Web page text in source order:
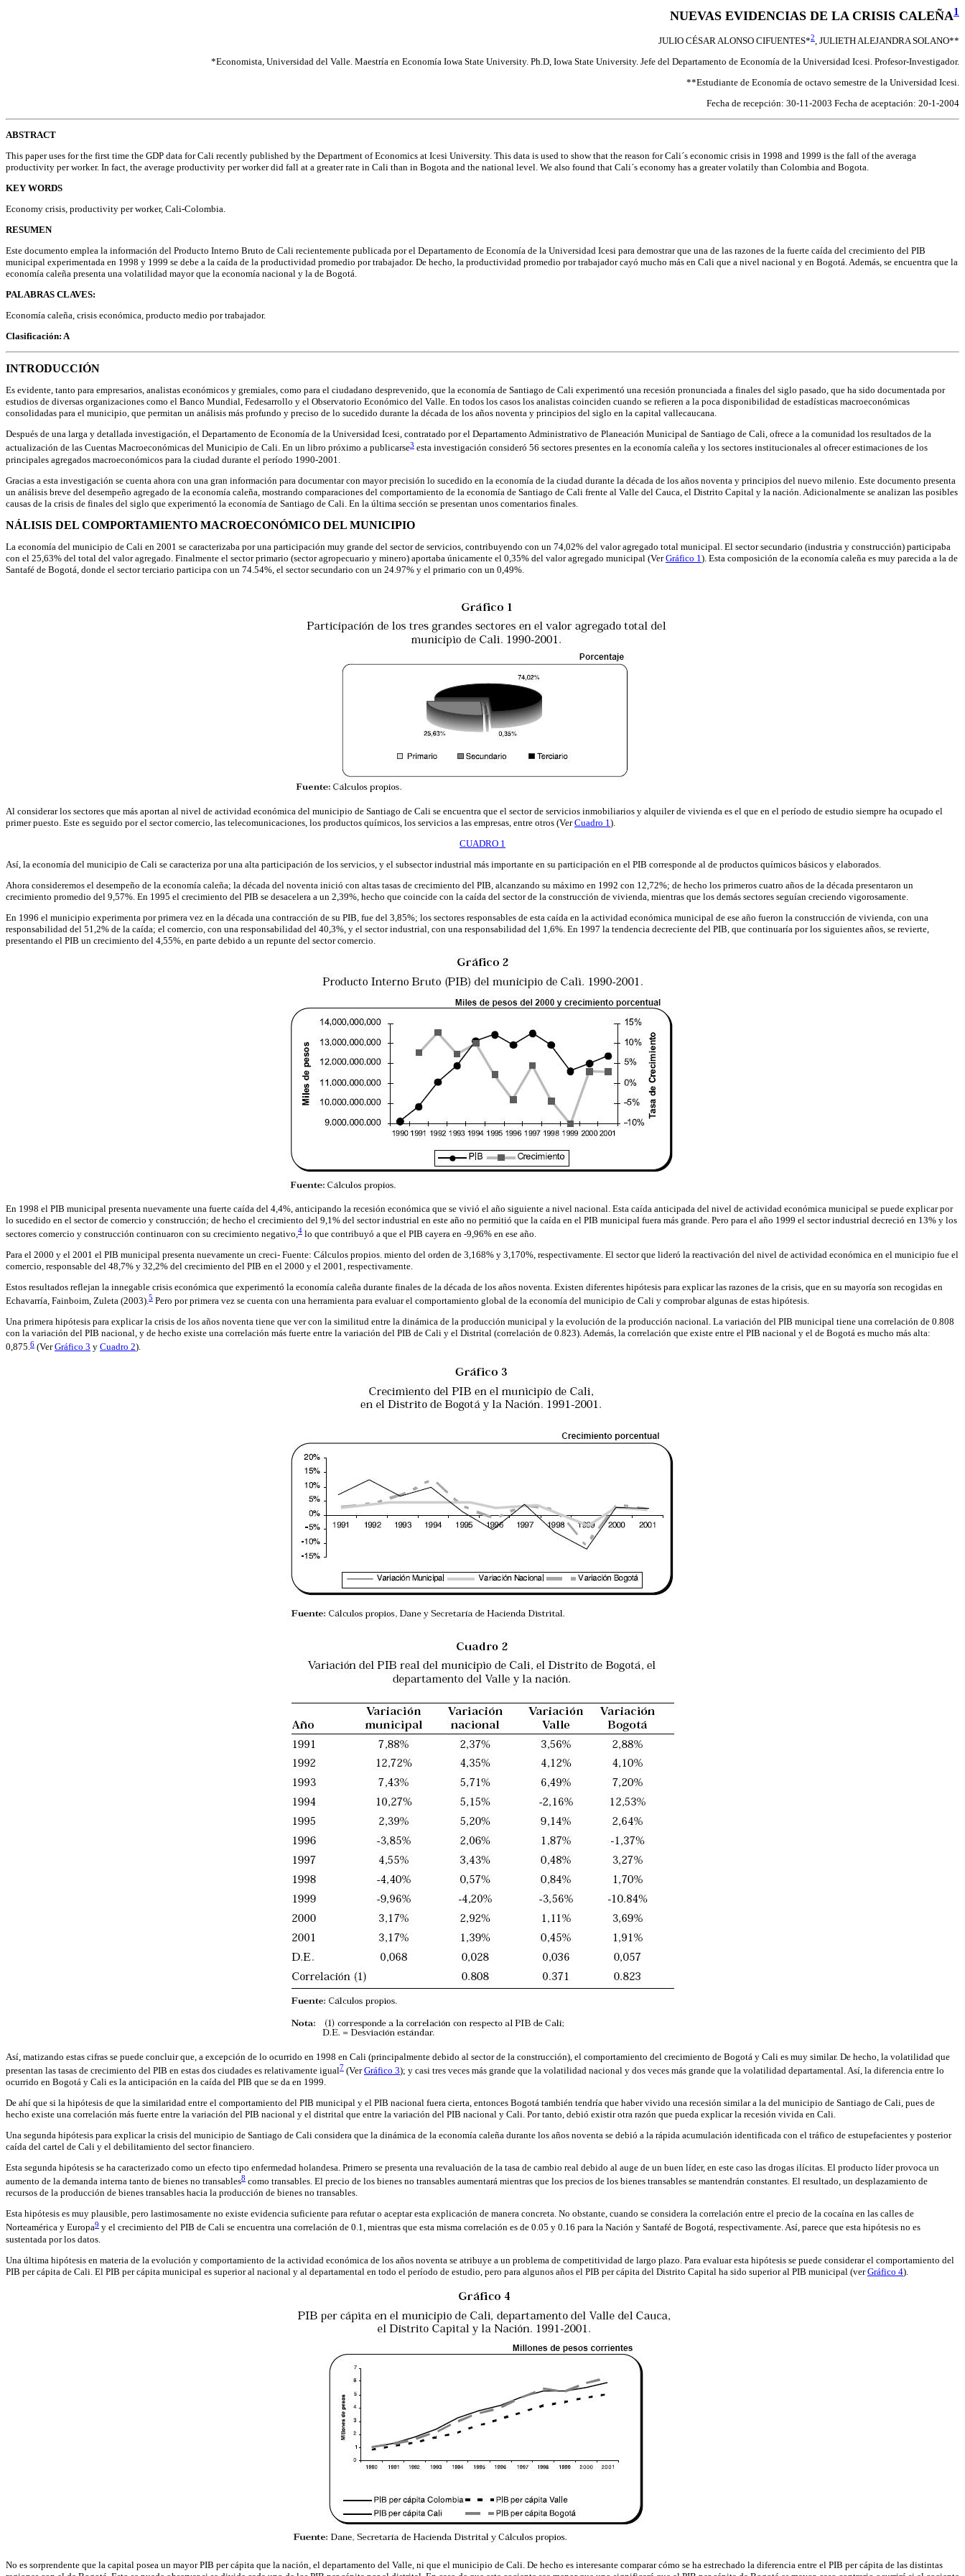
NUEVAS EVIDENCIAS DE LA CRISIS CALEÑA1
JULIO CÉSAR ALONSO CIFUENTES*2, JULIETH ALEJANDRA SOLANO**
*Economista, Universidad del Valle. Maestría en Economía Iowa State University. Ph.D, Iowa State University. Jefe del Departamento de Economía de la Universidad Icesi. Profesor-Investigador.
**Estudiante de Economía de octavo semestre de la Universidad Icesi.
Fecha de recepción: 30-11-2003 Fecha de aceptación: 20-1-2004
ABSTRACT
This paper uses for the first time the GDP data for Cali recently published by the Department of Economics at Icesi University. This data is used to show that the reason for Cali´s economic crisis in 1998 and 1999 is the fall of the averaga
productivity per worker. In fact, the average productivity per worker did fall at a greater rate in Cali than in Bogota and the national level. We also found that Cali´s economy has a greater volatily than Colombia and Bogota.
KEY WORDS
Economy crisis, productivity per worker, Cali-Colombia.
RESUMEN
Este documento emplea la información del Producto Interno Bruto de Cali recientemente publicada por el Departamento de Economía de la Universidad Icesi para demostrar que una de las razones de la fuerte caída del crecimiento del PIB
municipal experimentada en 1998 y 1999 se debe a la caída de la productividad promedio por trabajador. De hecho, la productividad promedio por trabajador cayó mucho más en Cali que a nivel nacional y en Bogotá. Además, se encuentra que la
economía caleña presenta una volatilidad mayor que la economía nacional y la de Bogotá.
PALABRAS CLAVES:
Economía caleña, crisis económica, producto medio por trabajador.
Clasificación: A
INTRODUCCIÓN
Es evidente, tanto para empresarios, analistas económicos y gremiales, como para el ciudadano desprevenido, que la economía de Santiago de Cali experimentó una recesión pronunciada a finales del siglo pasado, que ha sido documentada por
estudios de diversas organizaciones como el Banco Mundial, Fedesarrollo y el Observatorio Económico del Valle. En todos los casos los analistas coinciden cuando se refieren a la poca disponibilidad de estadísticas macroeconómicas
consolidadas para el municipio, que permitan un análisis más profundo y preciso de lo sucedido durante la década de los años noventa y principios del siglo en la capital vallecaucana.
Después de una larga y detallada investigación, el Departamento de Economía de la Universidad Icesi, contratado por el Departamento Administrativo de Planeación Municipal de Santiago de Cali, ofrece a la comunidad los resultados de la
actualización de las Cuentas Macroeconómicas del Municipio de Cali. En un libro próximo a publicarse3 esta investigación consideró 56 sectores presentes en la economía caleña y los sectores institucionales al ofrecer estimaciones de los
principales agregados macroeconómicos para la ciudad durante el período 1990-2001.
Gracias a esta investigación se cuenta ahora con una gran información para documentar con mayor precisión lo sucedido en la economía de la ciudad durante la década de los años noventa y principios del nuevo milenio. Este documento presenta
un análisis breve del desempeño agregado de la economía caleña, mostrando comparaciones del comportamiento de la economía de Santiago de Cali frente al Valle del Cauca, el Distrito Capital y la nación. Adicionalmente se analizan las posibles
causas de la crisis de finales del siglo que experimentó la economía de Santiago de Cali. En la última sección se presentan unos comentarios finales.
NÁLISIS DEL COMPORTAMIENTO MACROECONÓMICO DEL MUNICIPIO
La economía del municipio de Cali en 2001 se caracterizaba por una participación muy grande del sector de servicios, contribuyendo con un 74,02% del valor agregado total municipal. El sector secundario (industria y construcción) participaba
con el 25,63% del total del valor agregado. Finalmente el sector primario (sector agropecuario y minero) aportaba únicamente el 0,35% del valor agregado municipal (VerGráfico 1 ). Esta composición de la economía caleña es muy parecida a la de
Santafé de Bogotá, donde el sector terciario participa con un 74.54%, el sector secundario con un 24.97% y el primario con un 0,49%.
Al considerar los sectores que más aportan al nivel de actividad económica del municipio de Santiago de Cali se encuentra que el sector de servicios inmobiliarios y alquiler de vivienda es el que en el período de estudio siempre ha ocupado el
primer puesto. Este es seguido por el sector comercio, las telecomunicaciones, los productos químicos, los servicios a las empresas, entre otros (VerCuadro 1 ).
CUADRO 1
Así, la economía del municipio de Cali se caracteriza por una alta participación de los servicios, y el subsector industrial más importante en su participación en el PIB corresponde al de productos químicos básicos y elaborados.
Ahora consideremos el desempeño de la economía caleña; la década del noventa inició con altas tasas de crecimiento del PIB, alcanzando su máximo en 1992 con 12,72%; de hecho los primeros cuatro años de la década presentaron un
crecimiento promedio del 9,57%. En 1995 el crecimiento del PIB se desacelera a un 2,39%, hecho que coincide con la caída del sector de la construcción de vivienda, mientras que los demás sectores seguían creciendo vigorosamente.
En 1996 el municipio experimenta por primera vez en la década una contracción de su PIB, fue del 3,85%; los sectores responsables de esta caída en la actividad económica municipal de ese año fueron la construcción de vivienda, con una
responsabilidad del 51,2% de la caída; el comercio, con una responsabilidad del 40,3%, y el sector industrial, con una responsabilidad del 1,6%. En 1997 la tendencia decreciente del PIB, que continuaría por los siguientes años, se revierte,
presentando el PIB un crecimiento del 4,55%, en parte debido a un repunte del sector comercio.
En 1998 el PIB municipal presenta nuevamente una fuerte caída del 4,4%, anticipando la recesión económica que se vivió el año siguiente a nivel nacional. Esta caída anticipada del nivel de actividad económica municipal se puede explicar por
lo sucedido en el sector de comercio y construcción; de hecho el crecimiento del 9,1% del sector industrial en este año no permitió que la caída en el PIB municipal fuera más grande. Pero para el año 1999 el sector industrial decreció en 13% y los
sectores comercio y construcción continuaron con su crecimiento negativo, 4 lo que contribuyó a que el PIB cayera en -9,96% en ese año.
Para el 2000 y el 2001 el PIB municipal presenta nuevamente un creci- Fuente: Cálculos propios. miento del orden de 3,168% y 3,170%, respectivamente. El sector que lideró la reactivación del nivel de actividad económica en el municipio fue el
comercio, responsable del 48,7% y 32,2% del crecimiento del PIB en el 2000 y el 2001, respectivamente.
Estos resultados reflejan la innegable crisis económica que experimentó la economía caleña durante finales de la década de los años noventa. Existen diferentes hipótesis para explicar las razones de la crisis, que en su mayoría son recogidas en
Echavarría, Fainboim, Zuleta (2003).5 Pero por primera vez se cuenta con una herramienta para evaluar el comportamiento global de la economía del municipio de Cali y comprobar algunas de estas hipótesis.
Una primera hipótesis para explicar la crisis de los años noventa tiene que ver con la similitud entre la dinámica de la producción municipal y la evolución de la producción nacional. La variación del PIB municipal tiene una correlación de 0.808
con la variación del PIB nacional, y de hecho existe una correlación más fuerte entre la variación del PIB de Cali y el Distrital (correlación de 0.823). Además, la correlación que existe entre el PIB nacional y el de Bogotá es mucho más alta:
0,875.6 (VerGráfico 3 y Cuadro 2).
Así, matizando estas cifras se puede concluir que, a excepción de lo ocurrido en 1998 en Cali (principalmente debido al sector de la construcción), el comportamiento del crecimiento de Bogotá y Cali es muy similar. De hecho, la volatilidad que
presentan las tasas de crecimiento del PIB en estas dos ciudades es relativamente igual7 (VerGráfico 3); y casi tres veces más grande que la volatilidad nacional y dos veces más grande que la volatilidad departamental. Así, la diferencia entre lo
ocurrido en Bogotá y Cali es la anticipación en la caída del PIB que se da en 1999.
De ahí que si la hipótesis de que la similaridad entre el comportamiento del PIB municipal y el PIB nacional fuera cierta, entonces Bogotá también tendría que haber vivido una recesión similar a la del municipio de Santiago de Cali, pues de
hecho existe una correlación más fuerte entre la variación del PIB nacional y el distrital que entre la variación del PIB nacional y Cali. Por tanto, debió existir otra razón que pueda explicar la recesión vivida en Cali.
Una segunda hipótesis para explicar la crisis del municipio de Santiago de Cali considera que la dinámica de la economía caleña durante los años noventa se debió a la rápida acumulación identificada con el tráfico de estupefacientes y posterior
caída del cartel de Cali y el debilitamiento del sector financiero.
Esta segunda hipótesis se ha caracterizado como un efecto tipo enfermedad holandesa. Primero se presenta una revaluación de la tasa de cambio real debido al auge de un buen líder, en este caso las drogas ilícitas. El producto líder provoca un
aumento de la demanda interna tanto de bienes no transables8 como transables. El precio de los bienes no transables aumentará mientras que los precios de los bienes transables se mantendrán constantes. El resultado, un desplazamiento de
recursos de la producción de bienes transables hacia la producción de bienes no transables.
Esta hipótesis es muy plausible, pero lastimosamente no existe evidencia suficiente para refutar o aceptar esta explicación de manera concreta. No obstante, cuando se considera la correlación entre el precio de la cocaína en las calles de
Norteamérica y Europa9 y el crecimiento del PIB de Cali se encuentra una correlación de 0.1, mientras que esta misma correlación es de 0.05 y 0.16 para la Nación y Santafé de Bogotá, respectivamente. Así, parece que esta hipótesis no es
sustentada por los datos.
Una última hipótesis en materia de la evolución y comportamiento de la actividad económica de los años noventa se atribuye a un problema de competitividad de largo plazo. Para evaluar esta hipótesis se puede considerar el comportamiento del
PIB per cápita de Cali. El PIB per cápita municipal es superior al nacional y al departamental en todo el período de estudio, pero para algunos años el PIB per cápita del Distrito Capital ha sido superior al PIB municipal (verGráfico 4).
No es sorprendente que la capital posea un mayor PIB per cápita que la nación, el departamento del Valle, ni que el municipio de Cali. De hecho es interesante comparar cómo se ha estrechado la diferencia entre el PIB per cápita de las distintas